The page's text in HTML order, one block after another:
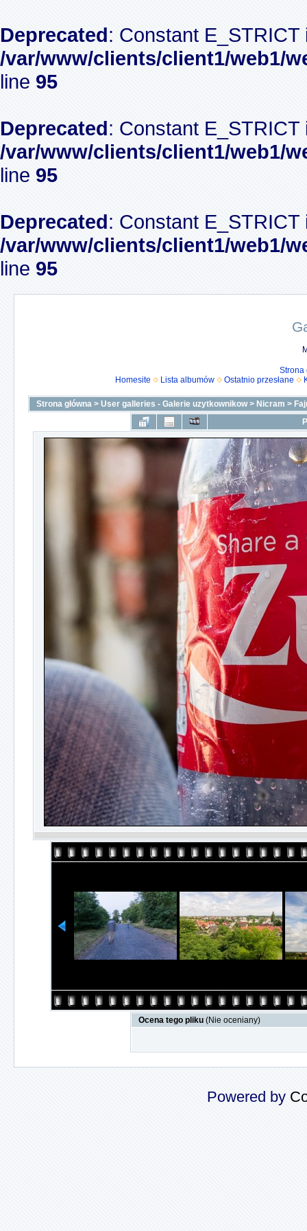
Deprecated: Constant
/var/www/clients/client1/web1/
line 95
Deprecated: Constant
/var/www/clients/client1/web1/
line 95
Deprecated: Constant
/var/www/clients/client1/web1/
line 95
Strona
Homesite
Lista albumów Ostatnio przesłane
Strona główna > User galleries - Galerie uzytkownikow> Nicram >
Ocena tego pliku (Nie oceniany)
Powered by